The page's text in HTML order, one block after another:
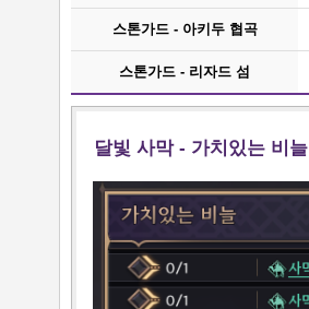
스톤가드 - 아키두 협곡
스톤가드 - 리자드 섬
달빛 사막 - 가치있는 비늘